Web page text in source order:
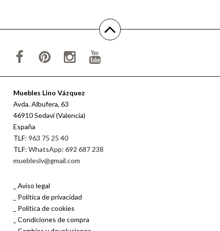
Muebles Lino Vázquez
Avda. Albufera, 63
46910 Sedaví (Valencia)
España
TLF: 963 75 25 40
TLF: WhatsApp: 692 687 238
muebleslv@gmail.com
Aviso legal
Política de privacidad
Política de cookies
Condiciones de compra